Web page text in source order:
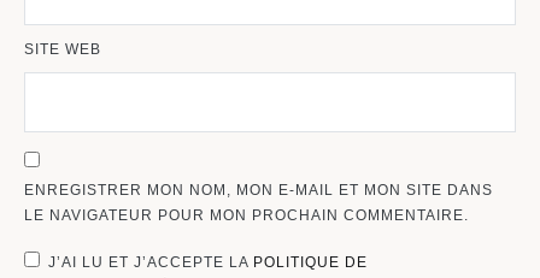
SITE WEB
ENREGISTRER MON NOM, MON E-MAIL ET MON SITE DANS
LE NAVIGATEUR POUR MON PROCHAIN COMMENTAIRE.
J’AI LU ET J’ACCEPTE LA POLITIQUE DE